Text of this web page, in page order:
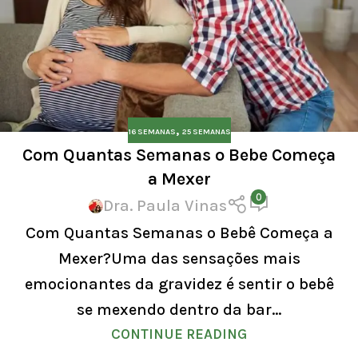
16 SEMANAS, 25 SEMANAS
Com Quantas Semanas o Bebe Começa
a Mexer
Dra. Paula Vinas 0
Com Quantas Semanas o Bebê Começa a
Mexer?Uma das sensações mais
emocionantes da gravidez é sentir o bebê
se mexendo dentro da bar...
CONTINUE READING